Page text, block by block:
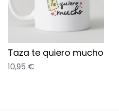
Taza te quiero mucho
10,95 €